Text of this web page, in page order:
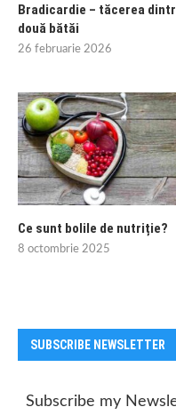
Bradicardie – tăcerea
două bătăi
26 februarie 2026
Ce sunt bolile de nutriție?
8 octombrie 2025
SUBSCRIBE NEWSLETTER
Subscribe my